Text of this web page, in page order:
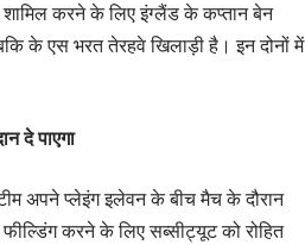
शामिल करने के लिए इंग्लैंड के कप्तान बेन
के एस भरत तेरहवे खिलाड़ी है। इन दोनों में
दे पाएगा
अपने प्लेइंग इलेवन के बीच मैच के दौरान
करने के लिए सब्सीट्यूट को रोहित